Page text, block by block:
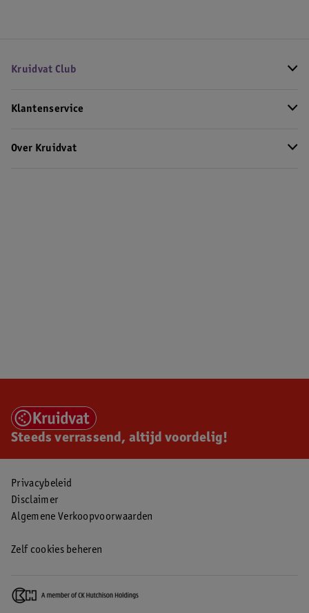
Kruidvat Club
Klantenservice
Over Kruidvat
Steeds verrassend, altijd voordelig!
Privacybeleid
Disclaimer
Algemene Verkoopvoorwaarden
Zelf cookies beheren